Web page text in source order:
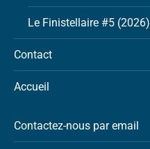
Le Finistellaire #5 (2026)
Contact
Accueil
Contactez-nous par email